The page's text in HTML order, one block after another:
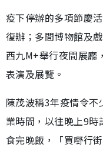
疫下停辦的多項節慶
復辦；多間博物館及
西九M+舉行夜間展廳
表演及展覽。
陳茂波稱3年疫情令
業時間，以往晚上9
食完晚飯，「買嘢行